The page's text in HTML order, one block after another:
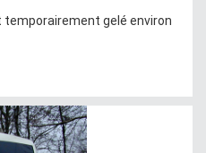
gelé environ